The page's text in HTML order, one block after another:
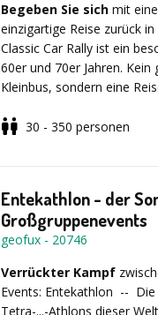
Begeben Sie sich mit
einzigartige Reise zurück
Classic Car Rally ist ein
60er und 70er Jahren.
Kleinbus, sondern eine
Teambuilding-Event?
Roadbooks auf eine
Käfer-Cabriolet oder einem
Unsere Qualität liegt in der
Möchten Sie Ihre
fliegen lassen oder
30 - 350 personen
Entekathlon - der
Großgruppenevents
geofux - 20746
Verrückter Kampf
Events: Entekathlon --
Tetra-...-Athlons dieser